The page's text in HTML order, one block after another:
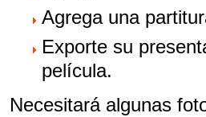
Agrega una
Exporte su
película.
Necesitará algunas